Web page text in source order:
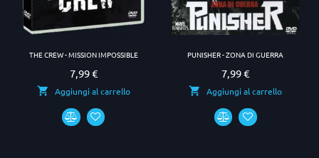
THE CREW - MISSION IMPOSSIBLE
Prezzo
7,99 €
Aggiungi al carrello
PUNISHER - ZONA DI GUERRA
Prezzo
7,99 €
Aggiungi al carrello